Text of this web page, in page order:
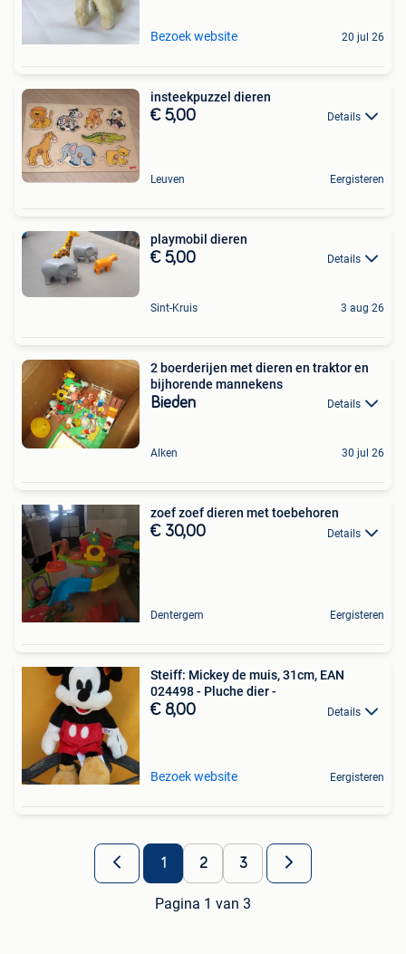
Bezoek website 20 jul 26
insteekpuzzel dieren
€ 5,00 Details
Leuven Eergisteren
playmobil dieren
€ 5,00 Details
Sint-Kruis 3 aug 26
2 boerderijen met dieren en traktor en
bijhorende mannekens
Bieden Details
Alken 30 jul 26
zoef zoef dieren met toebehoren
€ 30,00 Details
Dentergem Eergisteren
Steiff: Mickey de muis, 31cm, EAN
024498 - Pluche dier -
€ 8,00 Details
Bezoek website Eergisteren
1 2 3
Pagina 1 van 3